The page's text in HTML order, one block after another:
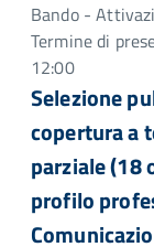
Bando -
Termine di
12:00
Selezione
copertura a
parziale (18
profilo